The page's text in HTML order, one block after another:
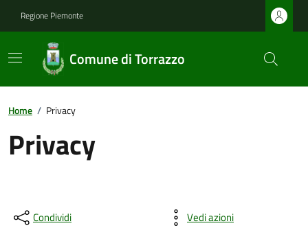
Regione Piemonte
Comune di Torrazzo
Home / Privacy
Privacy
Condividi Vedi azioni